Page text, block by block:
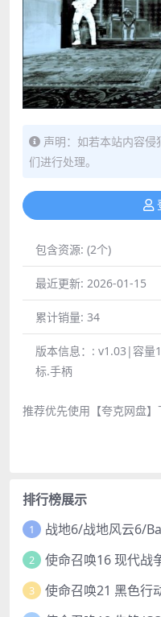
声明：如若本站内容
们进行处理。
包含资源: (2个)
最近更新: 2026-01-15
累计销量: 34
版本信息：: v1.03|容量
标.手柄
推荐优先使用【夸克网盘
排行榜展示
1 战地6/战地风云6/
2 使命召唤16 现代战
3 使命召唤21 黑色行